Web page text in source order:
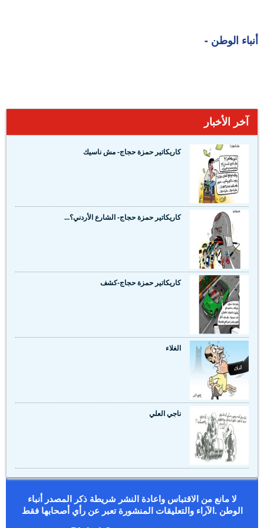
أنباء الوطن -
آخر الأخبار
كاريكاتير حمزة حجاج- مش ناسيك
كاريكاتير حمزة حجاج- الشارع الأردني؟...
كاريكاتير حمزة حجاج-كشف
الغلاء
ناجي العلي
لا مانع من الاقتباس واعادة النشر شريطة ذكر المصدر أنباء
الوطن .الآراء والتعليقات المنشورة تعبر عن رأي أصحابها فقط